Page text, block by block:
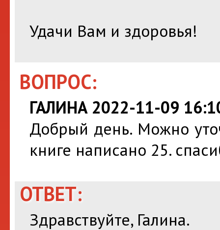
Удачи Вам и здоровья!
ВОПРОС:
ГАЛИНА 2022-11-09
Добрый день. Можно
книге написано 25.
ОТВЕТ:
Здравствуйте, Галина.